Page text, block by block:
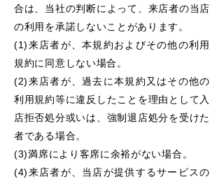
合は、当社の判断によって、来店者の当店
の利用を承諾しないことがあります。
(1)来店者が、本規約およびその他の利用
規約に同意しない場合。
(2)来店者が、過去に本規約又はその他の
利用規約等に違反したことを理由として入
店拒否処分或いは、強制退店処分を受けた
者である場合。
(3)満席により客席に余裕がない場合。
(4)来店者が、当店が提供するサービスの